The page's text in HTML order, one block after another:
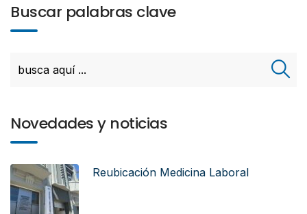
Buscar palabras clave
Novedades y noticias
Reubicación Medicina Laboral